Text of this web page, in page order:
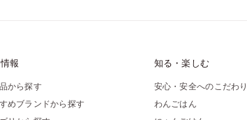
報
から探す
めブランドから探す
知る・楽しむ
安心・安全へのこだわり
わんごはん